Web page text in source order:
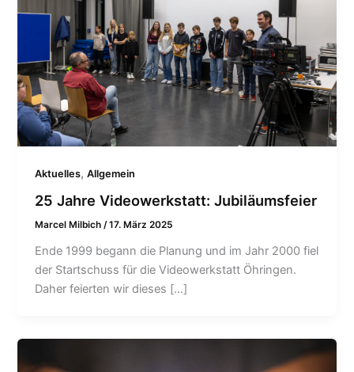
Aktuelles,Allgemein
25 Jahre Videowerkstatt: Jubiläumsfeier
Marcel Milbich/17. März 2025
Ende 1999 begann die Planung und im Jahr 2000 fiel
der Startschuss für die Videowerkstatt Öhringen.
Daher feierten wir dieses […]